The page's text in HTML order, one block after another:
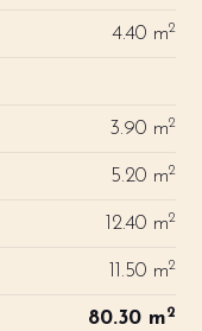
4.40 m2
3.90 m2
5.20 m2
12.40 m2
11.50 m2
80.30 m2